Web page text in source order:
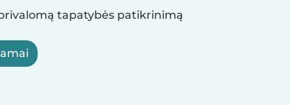
tapatybės patikrinimą